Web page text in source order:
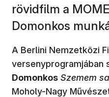
rövidfilm a
Domonkos
A Berlini Nemzetközi
versenyprogramjában
Domonkos Szemem
Moholy-Nagy